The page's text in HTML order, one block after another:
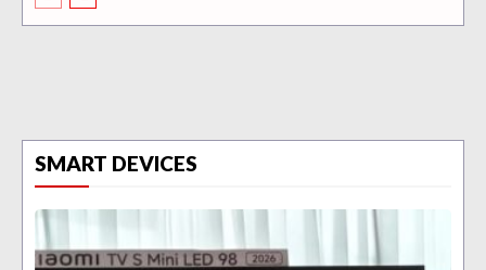
SMART DEVICES